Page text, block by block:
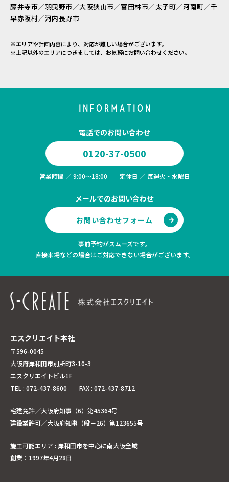
藤井寺市／羽曳野市／大阪狭山市／富田林市／太子町／河南町／千
早赤阪村／河内長野市
※エリアや計画内容により、対応が難しい場合がございます。
※上記以外のエリアにつきましては、お気軽にお問い合わせください。
エスクリエイト本社
〒596-0045
大阪府岸和田市別所町3-10-3
エスクリエイトビル1F
TEL : 072-437-8600 FAX : 072-437-8712
宅建免許／大阪府知事（6）第45364号
建設業許可／大阪府知事（般－26）第123655号
施工可能エリア : 岸和田市を中心に南大阪全域
創業：1997年4月28日
INFORMATION
電話でのお問い合わせ
0120-37-0500
営業時間 ／ 9:00～18:00 定休日 ／ 毎週火・水曜日
メールでのお問い合わせ
お問い合わせフォーム
事前予約がスムーズです。
直接来場などの場合はご対応できない場合がございます。